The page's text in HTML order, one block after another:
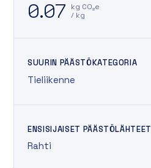
0.07
kg CO₂e
/ kg
SUURIN PÄÄSTÖKATEGORIA
Tieliikenne
ENSISIJAISET PÄÄSTÖLÄHTEET
Rahti